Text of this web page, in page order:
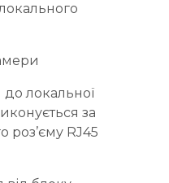
локальної
за
роз’єму RJ45